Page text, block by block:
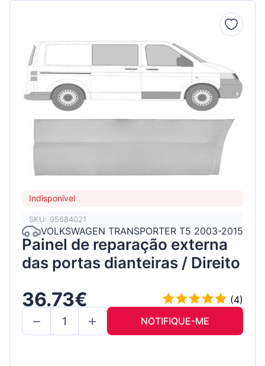
Indisponível
SKU: 95684021
VOLKSWAGEN TRANSPORTER T5 2003-2015
Painel de reparação externa
das portas dianteiras / Direito
36.73€
(4)
NOTIFIQUE-ME